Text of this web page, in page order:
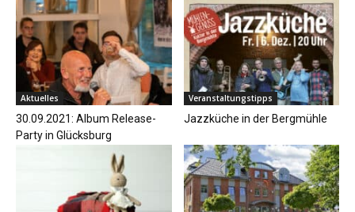
Aktuelles
30.09.2021: Album Release-
Party in Glücksburg
Veranstaltungstipps
Jazzküche in der Bergmühle